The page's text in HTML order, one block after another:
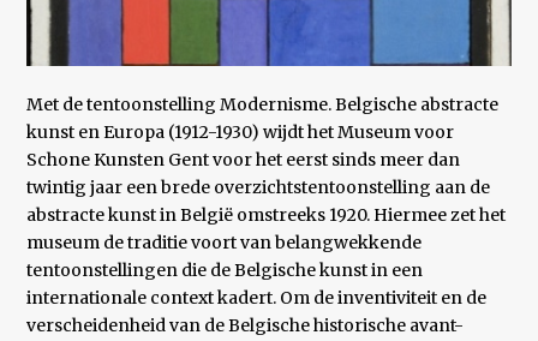
Met de tentoonstelling Modernisme. Belgische abstracte
kunst en Europa (1912-1930) wijdt het Museum voor
Schone Kunsten Gent voor het eerst sinds meer dan
twintig jaar een brede overzichtstentoonstelling aan de
abstracte kunst in België omstreeks 1920. Hiermee zet het
museum de traditie voort van belangwekkende
tentoonstellingen die de Belgische kunst in een
internationale context kadert. Om de inventiviteit en de
verscheidenheid van de Belgische historische avant-